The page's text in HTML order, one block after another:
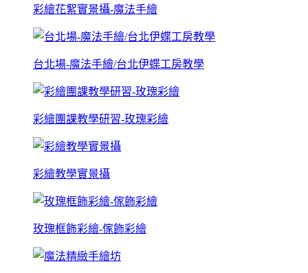
彩繪花絮實景攝-魔法手繪
台北場-魔法手繪/台北伊蝶工房教學
彩繪團課教學研習-玫瑰彩繪
彩繪教學實景攝
玫瑰框飾彩繪-傢飾彩繪